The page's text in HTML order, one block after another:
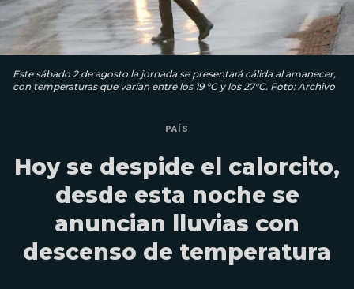
Este sábado 2 de agosto la jornada se presentará cálida al amanecer,
con temperaturas que varían entre los 19 °C y los 27°C. Foto: Archivo
PAÍS
Hoy se despide el calorcito,
desde esta noche se
anuncian lluvias con
descenso de temperatura